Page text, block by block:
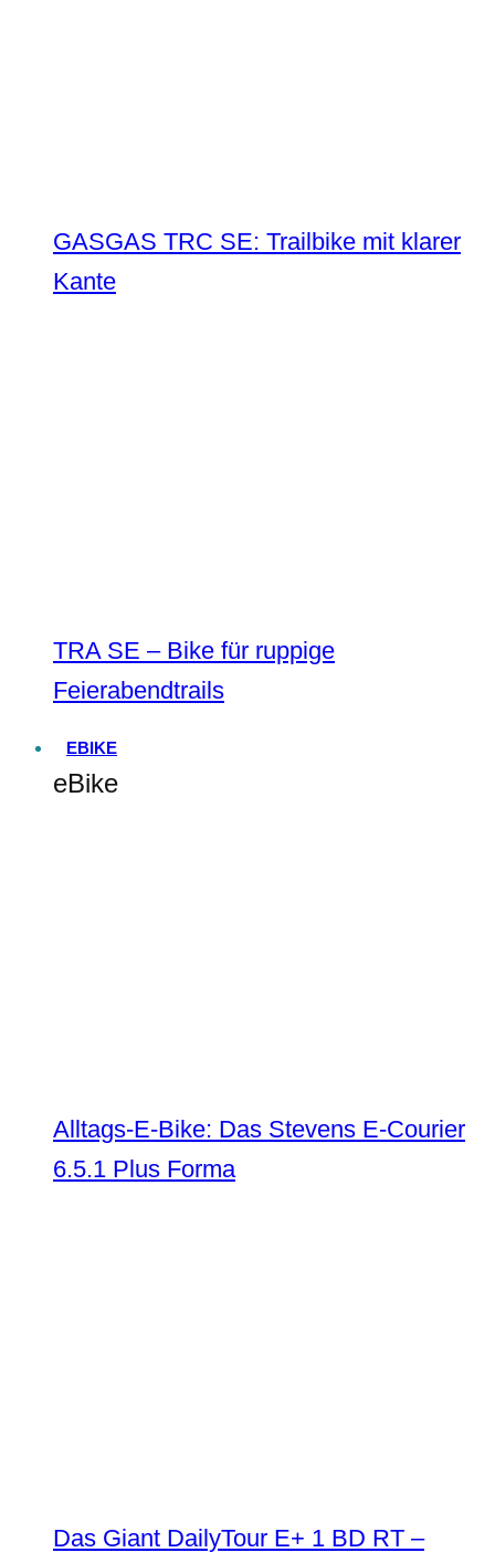
GASGAS TRC SE: Trailbike mit klarer
Kante
TRA SE – Bike für ruppige
Feierabendtrails
EBIKE
eBike
Alltags-E-Bike: Das Stevens E-Courier
6.5.1 Plus Forma
Das Giant DailyTour E+ 1 BD RT –